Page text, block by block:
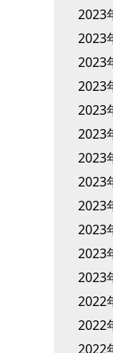
2023
2023
2023
2023
2023
2023
2023
2023
2023
2023
2023
2023
2022
2022
2022